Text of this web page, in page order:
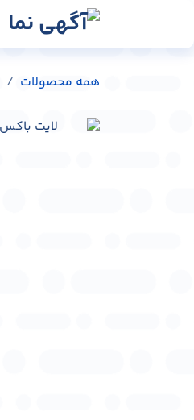
همه محصولات